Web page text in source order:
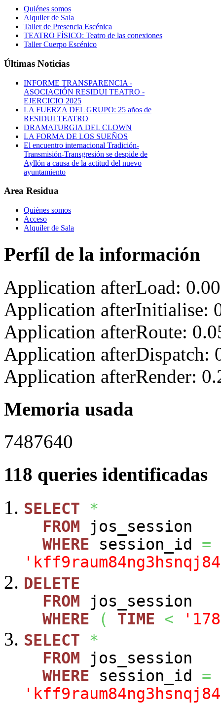
Quiénes somos
Alquiler de Sala
Taller de Presencia Escénica
TEATRO FÍSICO: Teatro de las conexiones
Taller Cuerpo Escénico
Últimas Noticias
INFORME TRANSPARENCIA -
ASOCIACIÓN RESIDUI TEATRO -
EJERCICIO 2025
LA FUERZA DEL GRUPO: 25 años de
RESIDUI TEATRO
DRAMATURGIA DEL CLOWN
LA FORMA DE LOS SUEÑOS
El encuentro internacional Tradición-
Transmisión-Transgresión se despide de
Ayllón a causa de la actitud del nuevo
ayuntamiento
Area Residua
Quiénes somos
Acceso
Alquiler de Sala
Perfíl de la información
Application afterLoad:
Application afterInitialise:
Application afterRoute:
Application afterDispatch:
Application afterRender:
Memoria usada
7487640
118 queries identificadas
SELECT
*
FROM jos_session
WHERE session_id =
DELETE
FROM jos_session
WHERE
( TIME <
SELECT
*
FROM jos_session
WHERE session_id =